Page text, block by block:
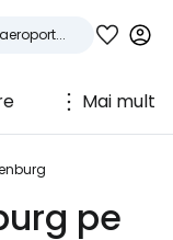
Mai mult
pe